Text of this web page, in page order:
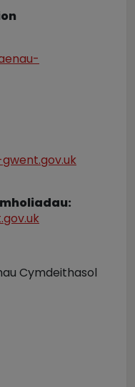
Cymdeithasol